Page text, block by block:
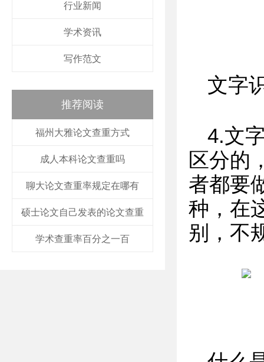
行业新闻
学术资讯
写作范文
推荐阅读
福州大雅论文查重方式
成人本科论文查重吗
聊大论文查重率规定在哪有
硕士论文自己发表的论文查重
学术查重率百分之一百
文字
4.文
区分的
者都要
种，在
别，不